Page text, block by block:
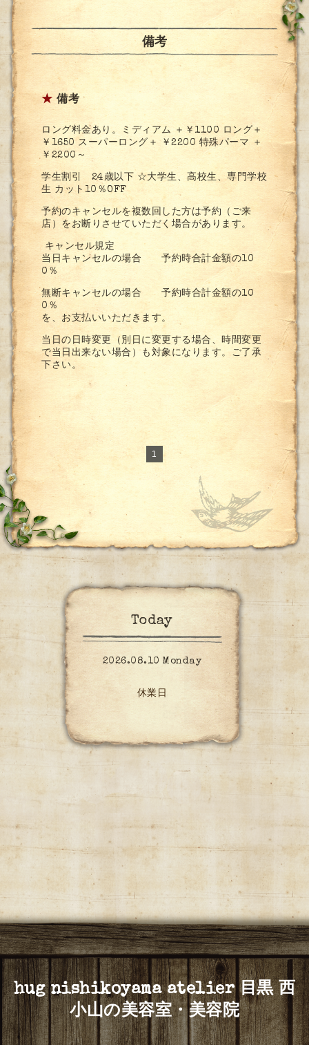
備考
★ 備考
ロング料金あり。ミディアム ＋￥1100 ロング＋
￥1650 スーパーロング＋ ￥2200 特殊パーマ ＋
￥2200～
学生割引 24歳以下 ☆大学生、高校生、専門学校
生 カット10％OFF
予約のキャンセルを複数回した方は予約（ご来
店）をお断りさせていただく場合があります。
キャンセル規定
当日キャンセルの場合 予約時合計金額の10
0％
無断キャンセルの場合 予約時合計金額の10
0％
を、お支払いいただきます。
当日の日時変更（別日に変更する場合、時間変更
で当日出来ない場合）も対象になります。ご了承
下さい。
1
Today
2026.08.10 Monday
休業日
hug nishikoyama atelier 目黒 西
小山の美容室・美容院